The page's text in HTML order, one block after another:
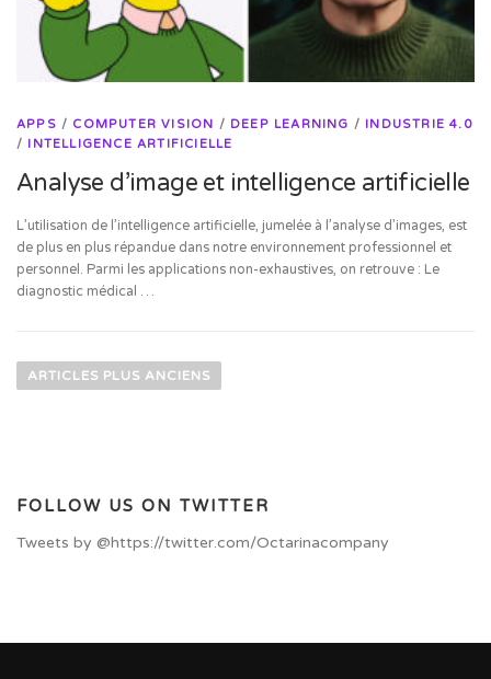
APPS / COMPUTER VISION / DEEP LEARNING / INDUSTRIE 4.0
/ INTELLIGENCE ARTIFICIELLE
Analyse d’image et intelligence artificielle
L’utilisation de l’intelligence artificielle, jumelée à l’analyse d’images, est
de plus en plus répandue dans notre environnement professionnel et
personnel. Parmi les applications non-exhaustives, on retrouve : Le
diagnostic médical …
ARTICLES PLUS ANCIENS
FOLLOW US ON TWITTER
Tweets by @https://twitter.com/Octarinacompany